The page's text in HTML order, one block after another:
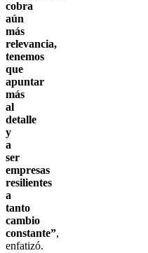
cobra
aún
más
relevancia,
tenemos
que
apuntar
más
al
detalle
y
a
ser
empresas
resilientes
a
tanto
cambio
constante”,
enfatizó.